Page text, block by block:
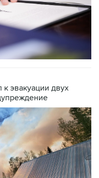
эвакуации двух